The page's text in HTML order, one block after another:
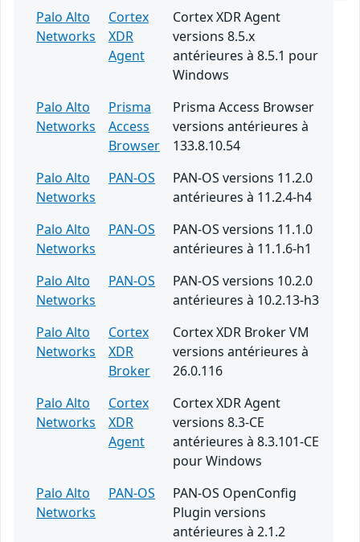
Palo Alto
Networks
Cortex
XDR
Agent
Cortex XDR Agent
versions 8.5.x
antérieures à 8.5.1 pour
Windows
Palo Alto
Networks
Prisma
Access
Browser
Prisma Access Browser
versions antérieures à
133.8.10.54
Palo Alto
Networks
PAN-OS
PAN-OS versions 11.2.0
antérieures à 11.2.4-h4
Palo Alto
Networks
PAN-OS
PAN-OS versions 11.1.0
antérieures à 11.1.6-h1
Palo Alto
Networks
PAN-OS
PAN-OS versions 10.2.0
antérieures à 10.2.13-h3
Palo Alto
Networks
Cortex
XDR
Broker
Cortex XDR Broker VM
versions antérieures à
26.0.116
Palo Alto
Networks
Cortex
XDR
Agent
Cortex XDR Agent
versions 8.3-CE
antérieures à 8.3.101-CE
pour Windows
Palo Alto
Networks
PAN-OS
PAN-OS OpenConfig
Plugin versions
antérieures à 2.1.2